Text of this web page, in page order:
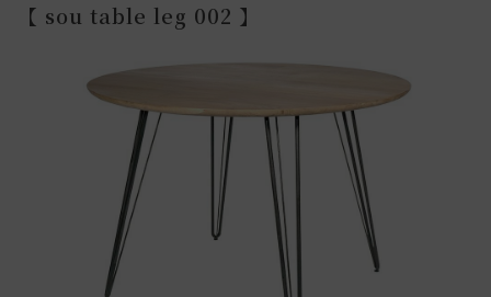
【 sou table leg 002 】